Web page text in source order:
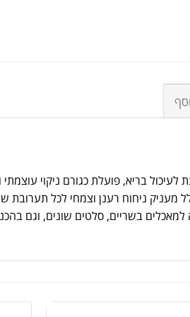
בריא, פועלת כגורם ניקוי
מעניק ניחוח רענן וצמחי לכל תערובת
בשריים, סלטים שונים, וגם